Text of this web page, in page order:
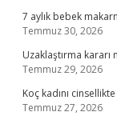
7 aylık bebek
Temmuz 30, 2026
Uzaklaştırma kararı
Temmuz 29, 2026
Koç kadını
Temmuz 27, 2026